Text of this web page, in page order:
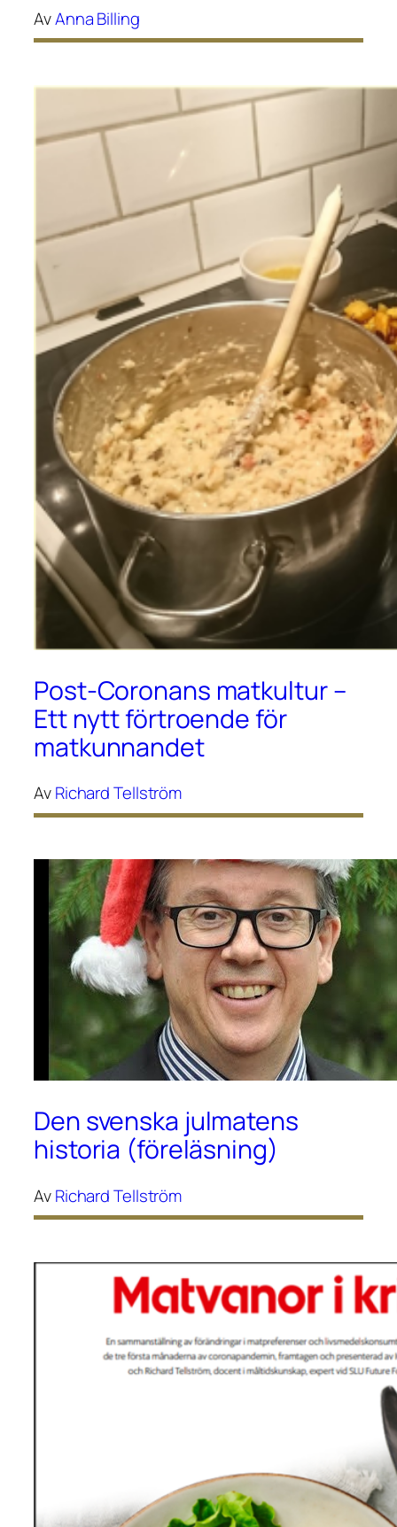
AvAnna Billing
Post-Coronans matkultur –
Ett nytt förtroende för
matkunnandet
AvRichard Tellström
Den svenska julmatens
historia (föreläsning)
AvRichard Tellström